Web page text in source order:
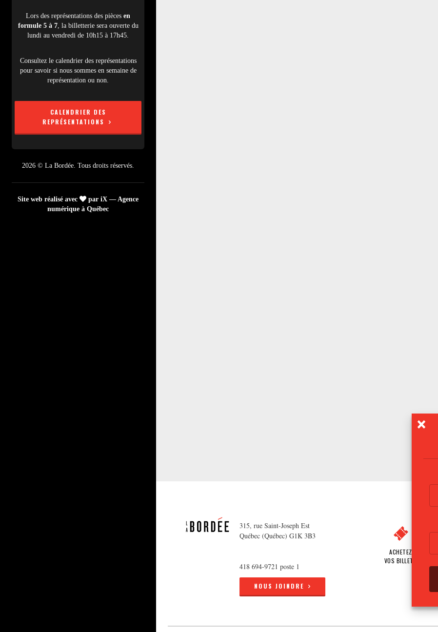
Lors des représentations des pièces en
formule 5 à 7, la billetterie sera ouverte du
lundi au vendredi de 10h15 à 17h45.
Consultez le calendrier des représentations
pour savoir si nous sommes en semaine de
représentation ou non.
CALENDRIER DES
REPRÉSENTATIONS
2026 © La Bordée. Tous droits réservés.
Site web réalisé avec
par iX — Agence
numérique à Québec
315, rue Saint-Joseph Est
Québec (Québec) G1K 3B3
418 694-9721 poste 1
NOUS JOINDRE
ACHETEZ
VOS BILLETS